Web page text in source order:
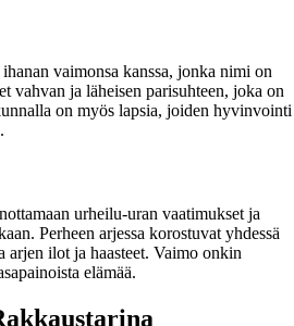
vaimonsa kanssa, jonka nimi on
vahvan ja läheisen parisuhteen, joka on
on myös lapsia, joiden hyvinvointi
urheilu-uran vaatimukset ja
Perheen arjessa korostuvat yhdessä
ilot ja haasteet. Vaimo onkin
elämää.